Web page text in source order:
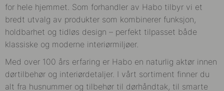
for hele hjemmet. Som forhandler av Habo tilbyr vi et
bredt utvalg av produkter som kombinerer funksjon,
holdbarhet og tidløs design – perfekt tilpasset både
klassiske og moderne interiørmiljøer.
Med over 100 års erfaring er Habo en naturlig aktør innen
dørtilbehør og interiørdetaljer. I vårt sortiment finner du
alt fra husnummer og tilbehør til dørhåndtak, til smarte